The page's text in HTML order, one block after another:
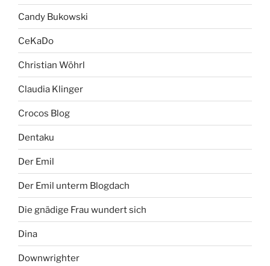
Candy Bukowski
CeKaDo
Christian Wöhrl
Claudia Klinger
Crocos Blog
Dentaku
Der Emil
Der Emil unterm Blogdach
Die gnädige Frau wundert sich
Dina
Downwrighter